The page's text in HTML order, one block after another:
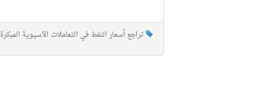
تراجع أسعار النفط في التعاملات الآسيوية المبكرة